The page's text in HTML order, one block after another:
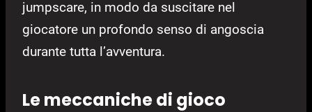
jumpscare, in modo da suscitare nel
giocatore un profondo senso di angoscia
durante tutta l’avventura.
Le meccaniche di gioco